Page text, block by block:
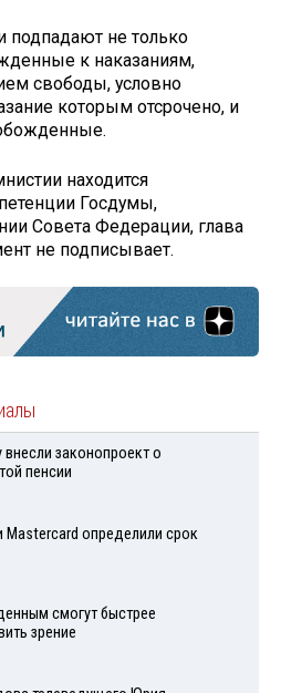
подпадают не только
к наказаниям,
свободы, условно
которым отсрочено, и
находится
Госдумы,
Совета Федерации, глава
не подписывает.
внесли законопроект о
пенсии
Mastercard определили срок
смогут быстрее
зрение